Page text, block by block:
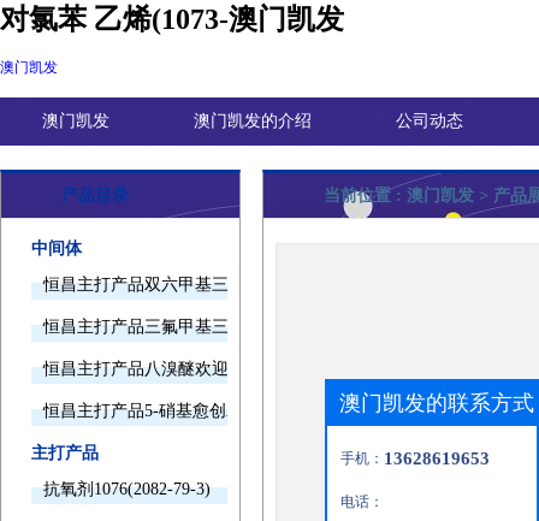
对氯苯 乙烯(1073-澳门凯发
澳门凯发
澳门凯发 澳门凯发的介绍 公司动态
产品目录
中间体
恒昌主打产品双六甲基三胺欢迎询价
恒昌主打产品三氟甲基三甲基硅烷欢迎询价
恒昌主打产品八溴醚欢迎询价
恒昌主打产品5-硝基愈创木酚钠欢迎询价
主打产品
抗氧剂1076(2082-79-3)
当前位置 : 澳门凯发 > 产品
澳门凯发的联系方式
手机： 13628619653
电话：